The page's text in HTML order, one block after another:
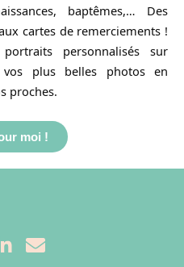
baptêmes,… Des
cartes de remerciements !
personnalisés sur
plus belles photos en
proches.
moi !